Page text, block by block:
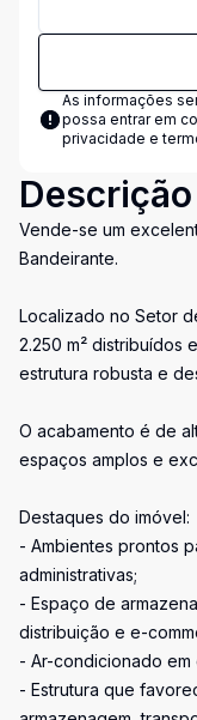
As informações
possa entrar em
privacidade e
Descrição
Vende-se um
Bandeirante.
Localizado no Setor
2.250 m² distribuídos
estrutura robusta e
O acabamento é de
espaços amplos e
Destaques do imóvel:
- Ambientes prontos
administrativas;
- Espaço de
distribuição e e-
- Ar-condicionado em
- Estrutura que